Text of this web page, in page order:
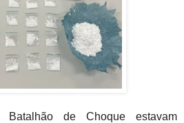
Batalhão de Choque estavam